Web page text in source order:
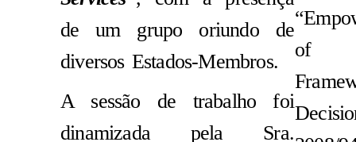
de um grupo oriundo de
diversos Estados-Membros.
A sessão de trabalho foi
dinamizada pela Sra.
of